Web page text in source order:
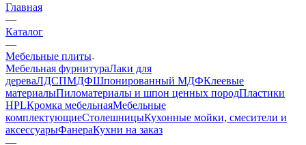
Главная
—
Каталог
—
Мебельные плиты
Мебельная фурнитураЛаки для
дереваЛДСПМДФШпонированный МДФКлеевые
материалыПиломатериалы и шпон ценных породПластики
HPLКромка мебельнаяМебельные
комплектующиеСтолешницыКухонные мойки, смесители и
аксессуарыФанераКухни на заказ
—